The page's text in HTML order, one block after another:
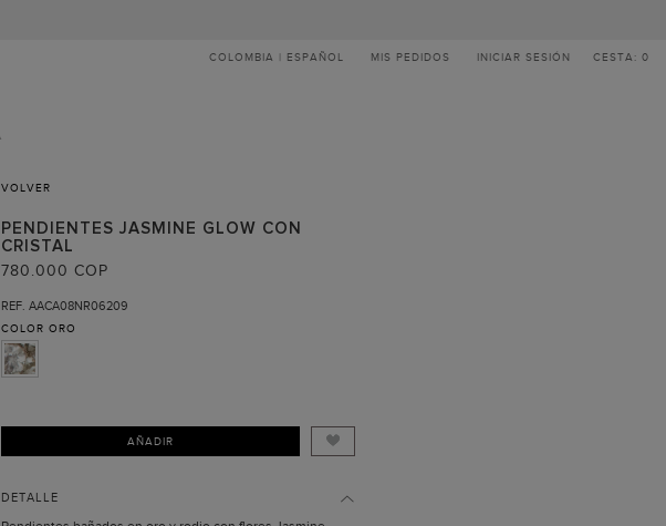
COLOMBIA | ESPAÑOL MIS PEDIDOS INICIAR SESIÓN CESTA: 0
VOLVER
PENDIENTES JASMINE GLOW CON
CRISTAL
780.000 COP
REF. AACA08NR06209
COLOR ORO
AÑADIR
DETALLE